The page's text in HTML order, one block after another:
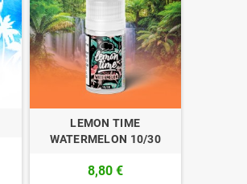
LEMON TIME
WATERMELON 10/30
8,80 €